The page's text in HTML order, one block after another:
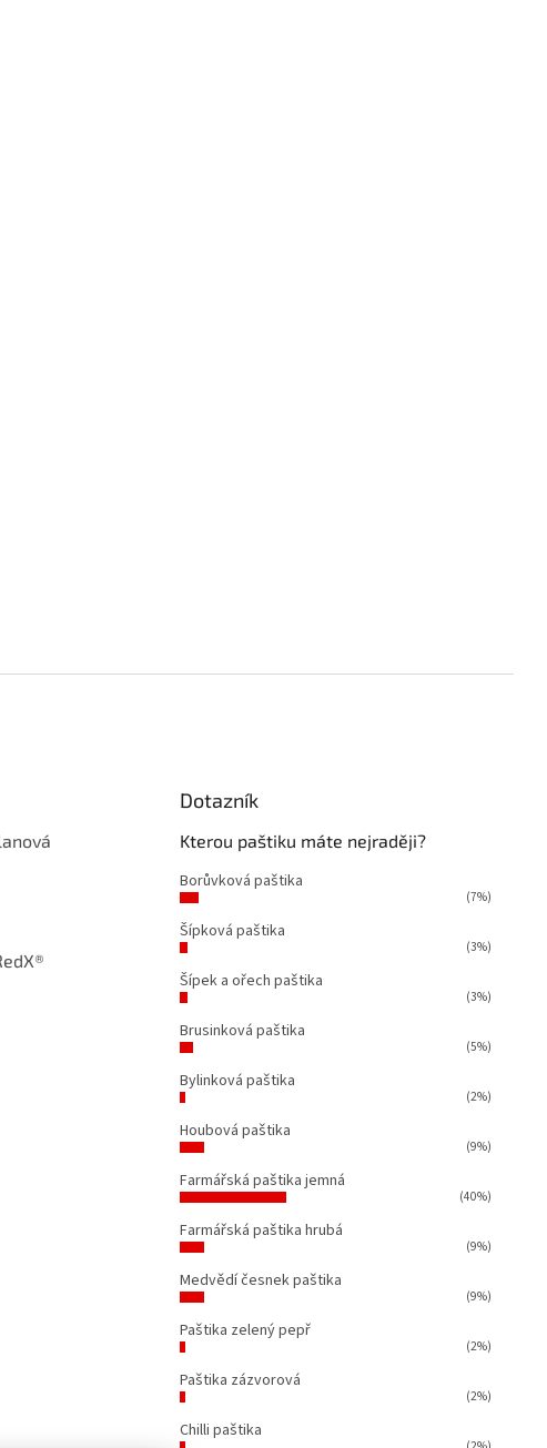
Dotazník
Kterou paštiku máte nejraději?
Borůvková paštika
(7%)
Šípková paštika
(3%)
Šípek a ořech paštika
(3%)
Brusinková paštika
(5%)
Bylinková paštika
(2%)
Houbová paštika
(9%)
Farmářská paštika jemná
(40%)
Farmářská paštika hrubá
(9%)
Medvědí česnek paštika
(9%)
Paštika zelený pepř
(2%)
Paštika zázvorová
(2%)
Chilli paštika